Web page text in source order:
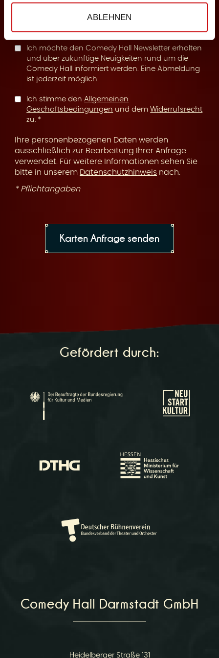
ABLEHNEN
n
g
Ich möchte den Comedy Hall Newsletter erhalten
und über zukünftige Neuigkeiten rund um die
Comedy Hall informiert werden. Eine Abmeldung
ist jederzeit möglich.
Ich stimme den Allgemeinen
Geschäftsbedingungen und demWiderrufsrecht
zu.
Ihre personenbezogenen Daten werden
ausschließlich zur Bearbeitung Ihrer Anfrage
verwendet. Für weitere Informationen sehen Sie
bitte in unserem Datenschutzhinweis nach.
* Pflichtangaben
Gefördert durch:
Comedy Hall Darmstadt GmbH
Heidelberger Straße 131